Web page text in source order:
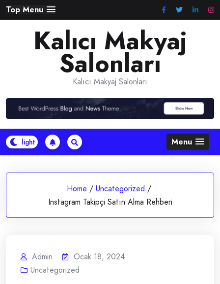
Skip
to
Top Menu
Kalıcı Makyaj
Salonları
Kalıcı Makyaj Salonları
Menu
Home / Uncategorized /
Instagram Takipçi Satın Alma Rehberi
Admin
Ocak 18, 2024
Uncategorized